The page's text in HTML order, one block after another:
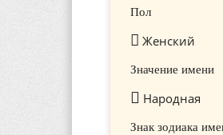
Пол
Женский
Значение имени
Народная
Знак зодиака